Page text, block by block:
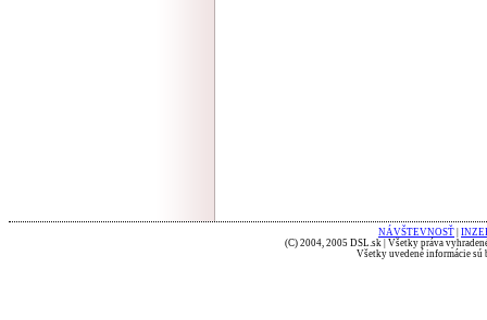
NÁVŠTEVNOSŤ
(C) 2004, 2005 DSL.sk | Všetky práva
Všetky uvedené informácie sú